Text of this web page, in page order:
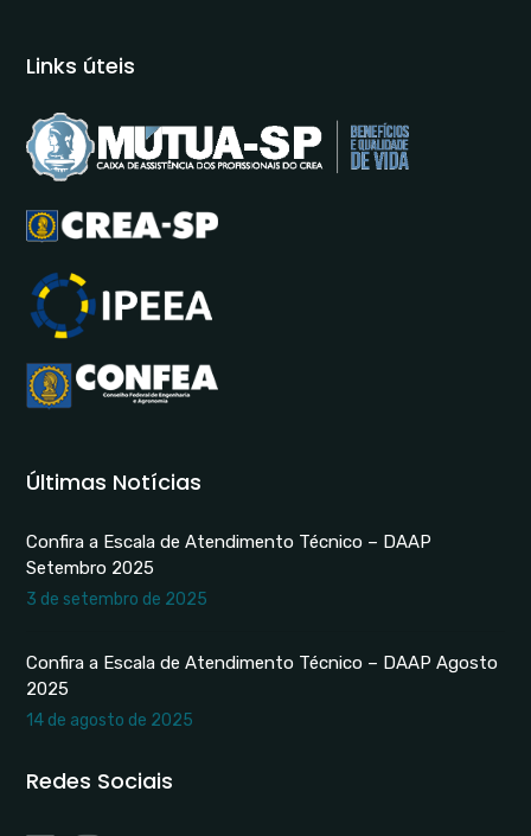
Links úteis
Últimas Notícias
Confira a Escala de Atendimento Técnico – DAAP
Setembro 2025
3 de setembro de 2025
Confira a Escala de Atendimento Técnico – DAAP Agosto
2025
14 de agosto de 2025
Redes Sociais